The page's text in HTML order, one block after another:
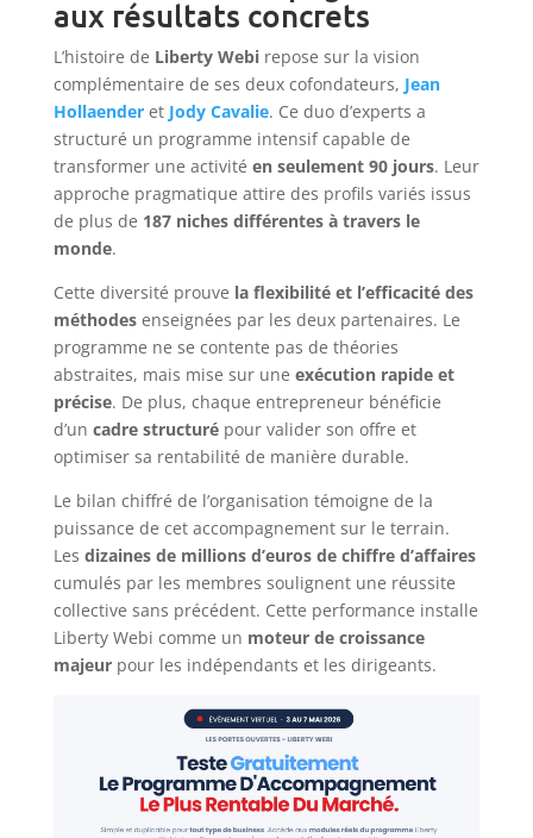
aux résultats concrets
L’histoire de Liberty Webirepose sur la vision
complémentaire de ses deux cofondateurs, Jean
Hollaenderet Jody Cavalie. Ce duo d’experts a
structuré un programme intensif capable de
transformer une activité en seulement 90 jours. Leur
approche pragmatique attire des profils variés issus
de plus de 187 niches différentes à travers le
monde.
Cette diversité prouve la flexibilité et l’efficacité des
méthodesenseignées par les deux partenaires. Le
programme ne se contente pas de théories
abstraites, mais mise sur une exécution rapide et
précise. De plus, chaque entrepreneur bénéficie
d’un cadre structuré pour valider son offre et
optimiser sa rentabilité de manière durable.
Le bilan chiffré de l’organisation témoigne de la
puissance de cet accompagnement sur le terrain.
Les dizaines de millions d’euros de chiffre d’affaires
cumulés par les membres soulignent une réussite
collective sans précédent. Cette performance installe
Liberty Webi comme un moteur de croissance
majeurpour les indépendants et les dirigeants.